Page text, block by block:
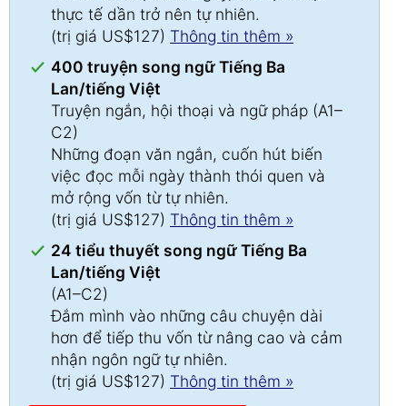
thực tế dần trở nên tự nhiên.
(trị giá US$127) Thông tin thêm »
400 truyện song ngữ Tiếng Ba
Lan/tiếng Việt
Truyện ngắn, hội thoại và ngữ pháp (A1–
C2)
Những đoạn văn ngắn, cuốn hút biến
việc đọc mỗi ngày thành thói quen và
mở rộng vốn từ tự nhiên.
(trị giá US$127) Thông tin thêm »
24 tiểu thuyết song ngữ Tiếng Ba
Lan/tiếng Việt
(A1–C2)
Đắm mình vào những câu chuyện dài
hơn để tiếp thu vốn từ nâng cao và cảm
nhận ngôn ngữ tự nhiên.
(trị giá US$127) Thông tin thêm »